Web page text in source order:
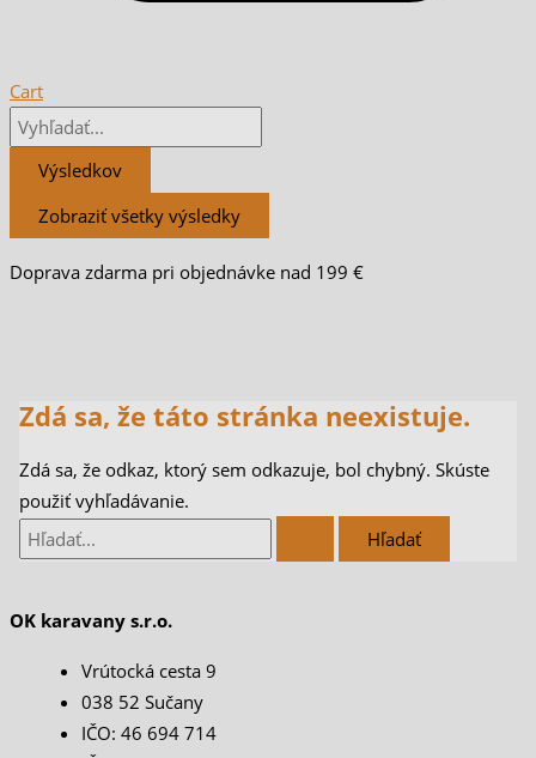
Cart
Výsledkov
Zobraziť všetky výsledky
Doprava zdarma pri objednávke nad 199 €
Zdá sa, že táto stránka neexistuje.
Zdá sa, že odkaz, ktorý sem odkazuje, bol chybný. Skúste
použiť vyhľadávanie.
OK karavany s.r.o.
Vrútocká cesta 9
038 52 Sučany
IČO: 46 694 714